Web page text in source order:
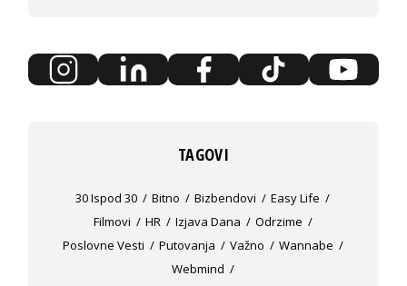
TAGOVI
30 Ispod 30 Bitno Bizbendovi
Easy Life
Filmovi
HR Izjava Dana
Odrzime
Poslovne Vesti
Putovanja Važno
Wannabe
Webmind